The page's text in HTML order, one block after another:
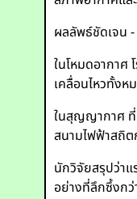
ผลลัพธ์ชัดเจน -
ในโหมดอากาศ
เคลื่อนไหวทั้งห
ในสุญญากาศ
สนามไฟฟ้าสถิต
นักวิจัยสรุปว่า
อย่างที่ลึกซึ้งก